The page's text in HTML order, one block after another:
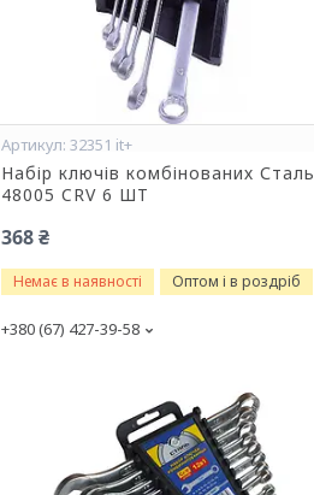
32351 it+
Набір ключів комбінованих Сталь
48005 CRV 6 ШТ
368 ₴
Немає в наявності Оптом і в роздріб
+380 (67) 427-39-58